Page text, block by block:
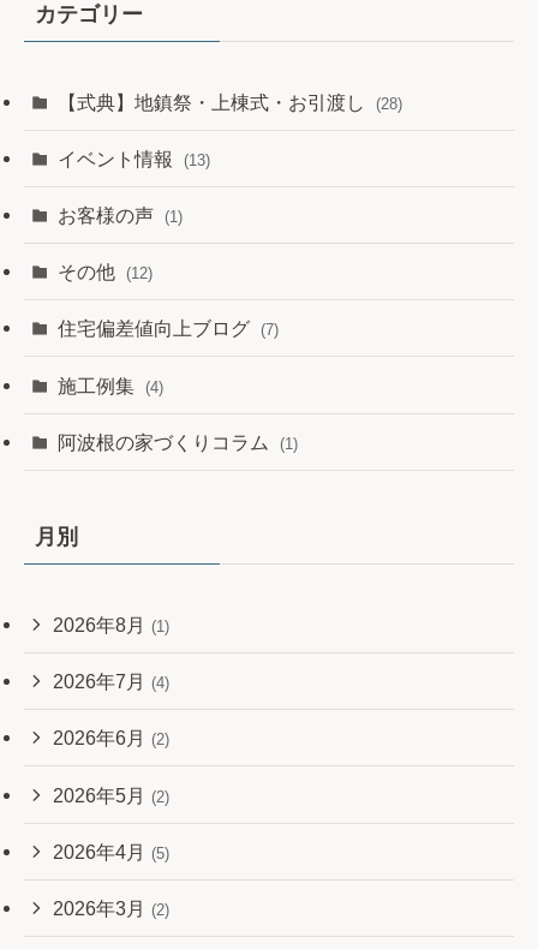
カテゴリー
【式典】地鎮祭・上棟式・お引渡し (28)
イベント情報 (13)
お客様の声 (1)
その他 (12)
住宅偏差値向上ブログ (7)
施工例集 (4)
阿波根の家づくりコラム (1)
月別
2026年8月 (1)
2026年7月 (4)
2026年6月 (2)
2026年5月 (2)
2026年4月 (5)
2026年3月 (2)